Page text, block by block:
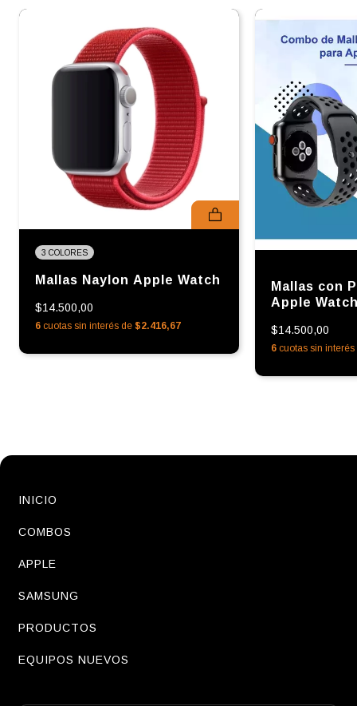
3 COLORES
Mallas Naylon Apple Watch
$14.500,00
6 cuotas sin interés de $2.416,67
Mallas con
Apple
$14.500,00
6 cuotas sin
INICIO
COMBOS
APPLE
SAMSUNG
PRODUCTOS
EQUIPOS NUEVOS